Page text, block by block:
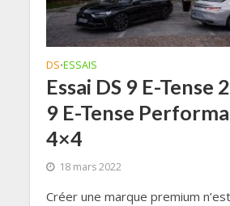
DS•ESSAIS
Essai DS 9 E-Tense
9 E-Tense
4×4
18 mars 2022
Créer une marque premium